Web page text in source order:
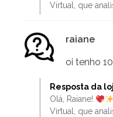
Virtual, que
raiane
oi tenho
Resposta da
Olá, Raiane!
Virtual, que